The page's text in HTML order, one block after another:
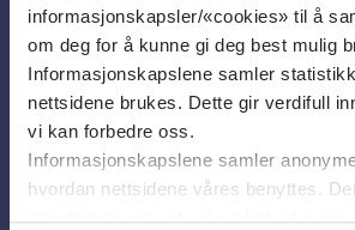
informasjonskapsler/«cookies» til å
om deg for å kunne gi deg best mulig
Informasjonskapslene samler
nettsidene brukes. Dette gir verdifull
vi kan forbedre oss.
Informasjonskapslene samler
hvordan nettsidene våres benyttes.
innsikt som gjør at vi kan forbedre oss.
Om oss
Om Helsebiblioteket
Personvern og
Tilgjengelighetserklæring
Information in English